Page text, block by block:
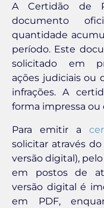
A Certidão de
documento
quantidade
período. Este
solicitado em
ações judiciais ou
infrações. A
forma impressa ou
Para emitir a
solicitar através
versão digital),
em postos de
versão digital é
em PDF,